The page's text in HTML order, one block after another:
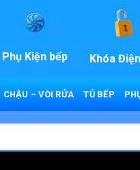
Phụ Kiện bếp Khóa
CHẬU – VÒI RỬA TỦ BẾP